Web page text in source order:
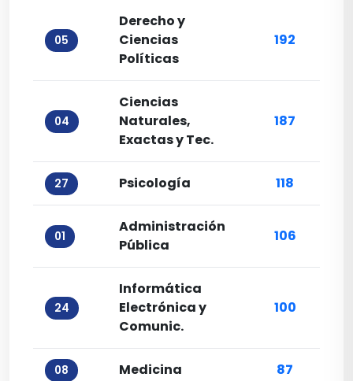
05
Derecho y
Ciencias
Políticas
192
04
Ciencias
Naturales,
Exactas y Tec.
187
27 Psicología 118
01
Administración
Pública
106
24
Informática
Electrónica y
Comunic.
100
08 Medicina 87